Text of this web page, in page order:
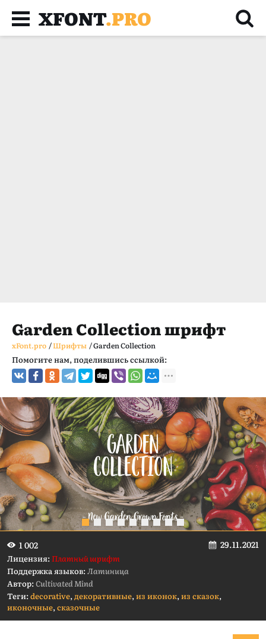
XFONT.PRO
Garden Collection шрифт
xFont.pro /Шрифты /Garden Collection
Помогите нам, поделившись ссылкой:
1 002 29.11.2021
Лицензия:Платный шрифт
Поддержка языков:Латиница
Автор:Cultivated Mind
Теги:decorative,декоративные,из иконок,из сказок,
иконочные,сказочные